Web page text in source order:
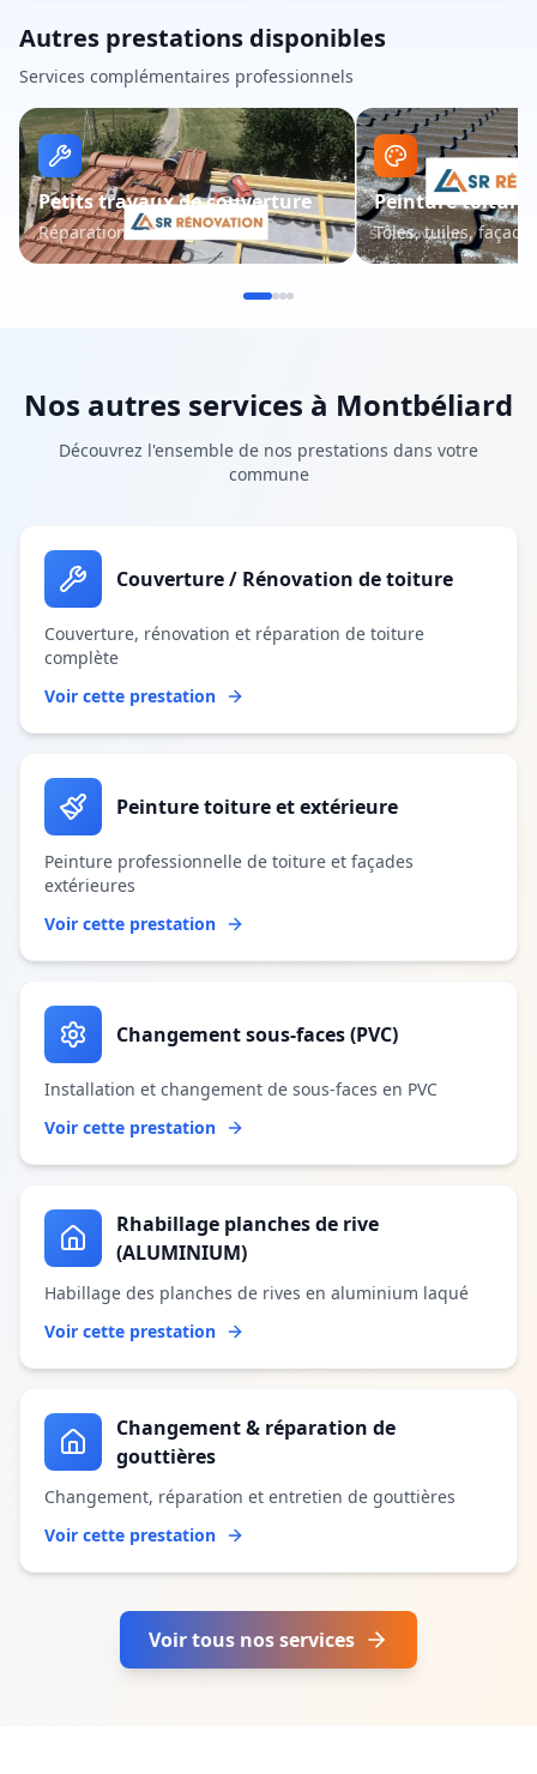
Autres prestations disponibles
Services complémentaires professionnels
Petits travaux de couverture
Réparations et entretien
Peinture toiture
Tôles, tuiles,
Nos autres services à Montbéliard
Découvrez l'ensemble de nos prestations dans votre
commune
Couverture / Rénovation de toiture
Couverture, rénovation et réparation de toiture
complète
Voir cette prestation
Peinture toiture et extérieure
Peinture professionnelle de toiture et façades
extérieures
Voir cette prestation
Changement sous-faces (PVC)
Installation et changement de sous-faces en PVC
Voir cette prestation
Rhabillage planches de rive
(ALUMINIUM)
Habillage des planches de rives en aluminium laqué
Voir cette prestation
Changement & réparation de
gouttières
Changement, réparation et entretien de gouttières
Voir cette prestation
Voir tous nos services